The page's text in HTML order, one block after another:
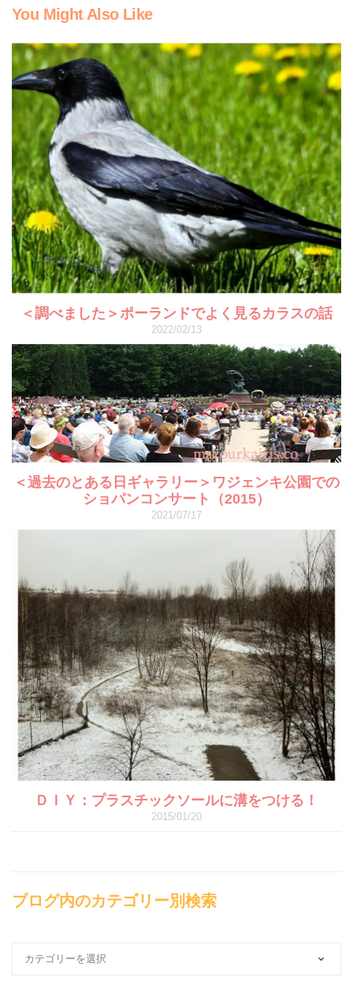
You Might Also Like
＜調べました＞ポーランドでよく見るカラスの話
2022/02/13
＜過去のとある日ギャラリー＞ワジェンキ公園での
ショパンコンサート（2015）
2021/07/17
ＤＩＹ：プラスチックソールに溝をつける！
2015/01/20
ブログ内のカテゴリー別検索